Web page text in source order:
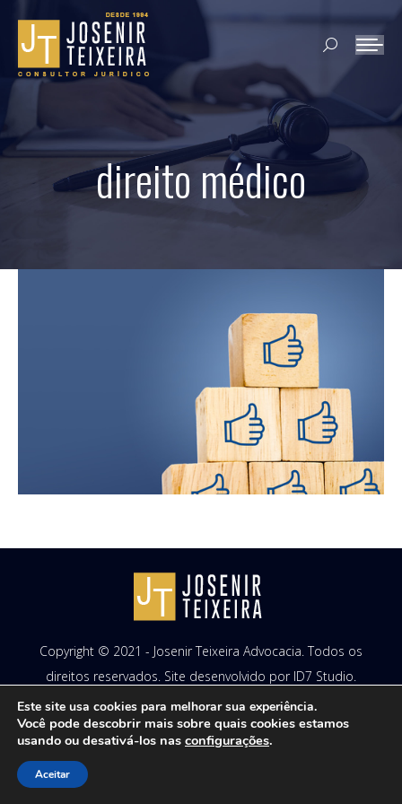
Search:
direito médico
Copyright © 2021 - Josenir Teixeira Advocacia. Todos os
direitos reservados. Site desenvolvido por ID7 Studio
Este site usa cookies para melhorar sua experiência.
Você pode descobrir mais sobre quais cookies estamos
usando ou desativá-los nas configurações.
Aceitar